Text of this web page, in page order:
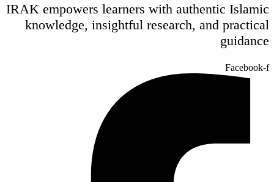
IRAK empowers learners with authentic Islamic
knowledge, insightful research, and practical
guidance
Facebook-f